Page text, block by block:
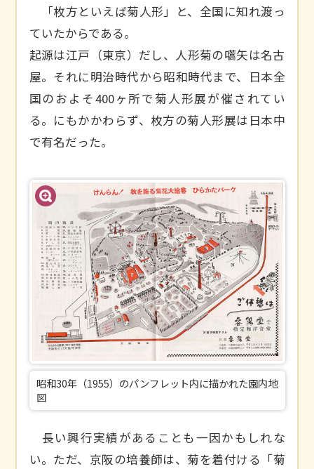
「枚方といえば菊人形」と、全国に知れ渡っ
ていたからである。
起源は江戸（東京）だし、人形菊の嚆矢は名古
屋。それに明治時代から昭和時代まで、日本全
国のおよそ400ヶ所で菊人形展が催されてい
る。にもかかわらず、枚方の菊人形展は日本中
で有名だった。
長い興行実績があることも一因かもしれな
い。ただ、京阪の培養師は、菊を着付ける「菊
昭和30年（1955）のパンフレット内に描かれた園内地
図